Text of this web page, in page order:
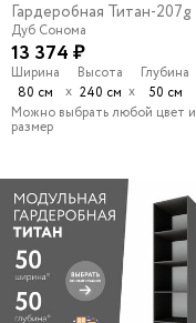
Гардеробная Титан-207g
Дуб Сонома
13 374 ₽
Ширина
80 см
х
Высота
240 см х
Глубина
50 см
Можно выбрать любой цвет и
размер